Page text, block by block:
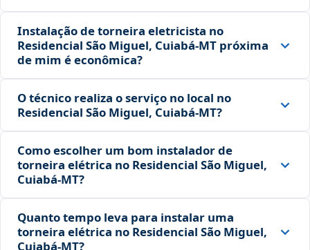
Instalação de torneira eletricista no
Residencial São Miguel, Cuiabá‑MT próxima
de mim é econômica?
O técnico realiza o serviço no local no
Residencial São Miguel, Cuiabá‑MT?
Como escolher um bom instalador de
torneira elétrica no Residencial São Miguel,
Cuiabá‑MT?
Quanto tempo leva para instalar uma
torneira elétrica no Residencial São Miguel,
Cuiabá‑MT?